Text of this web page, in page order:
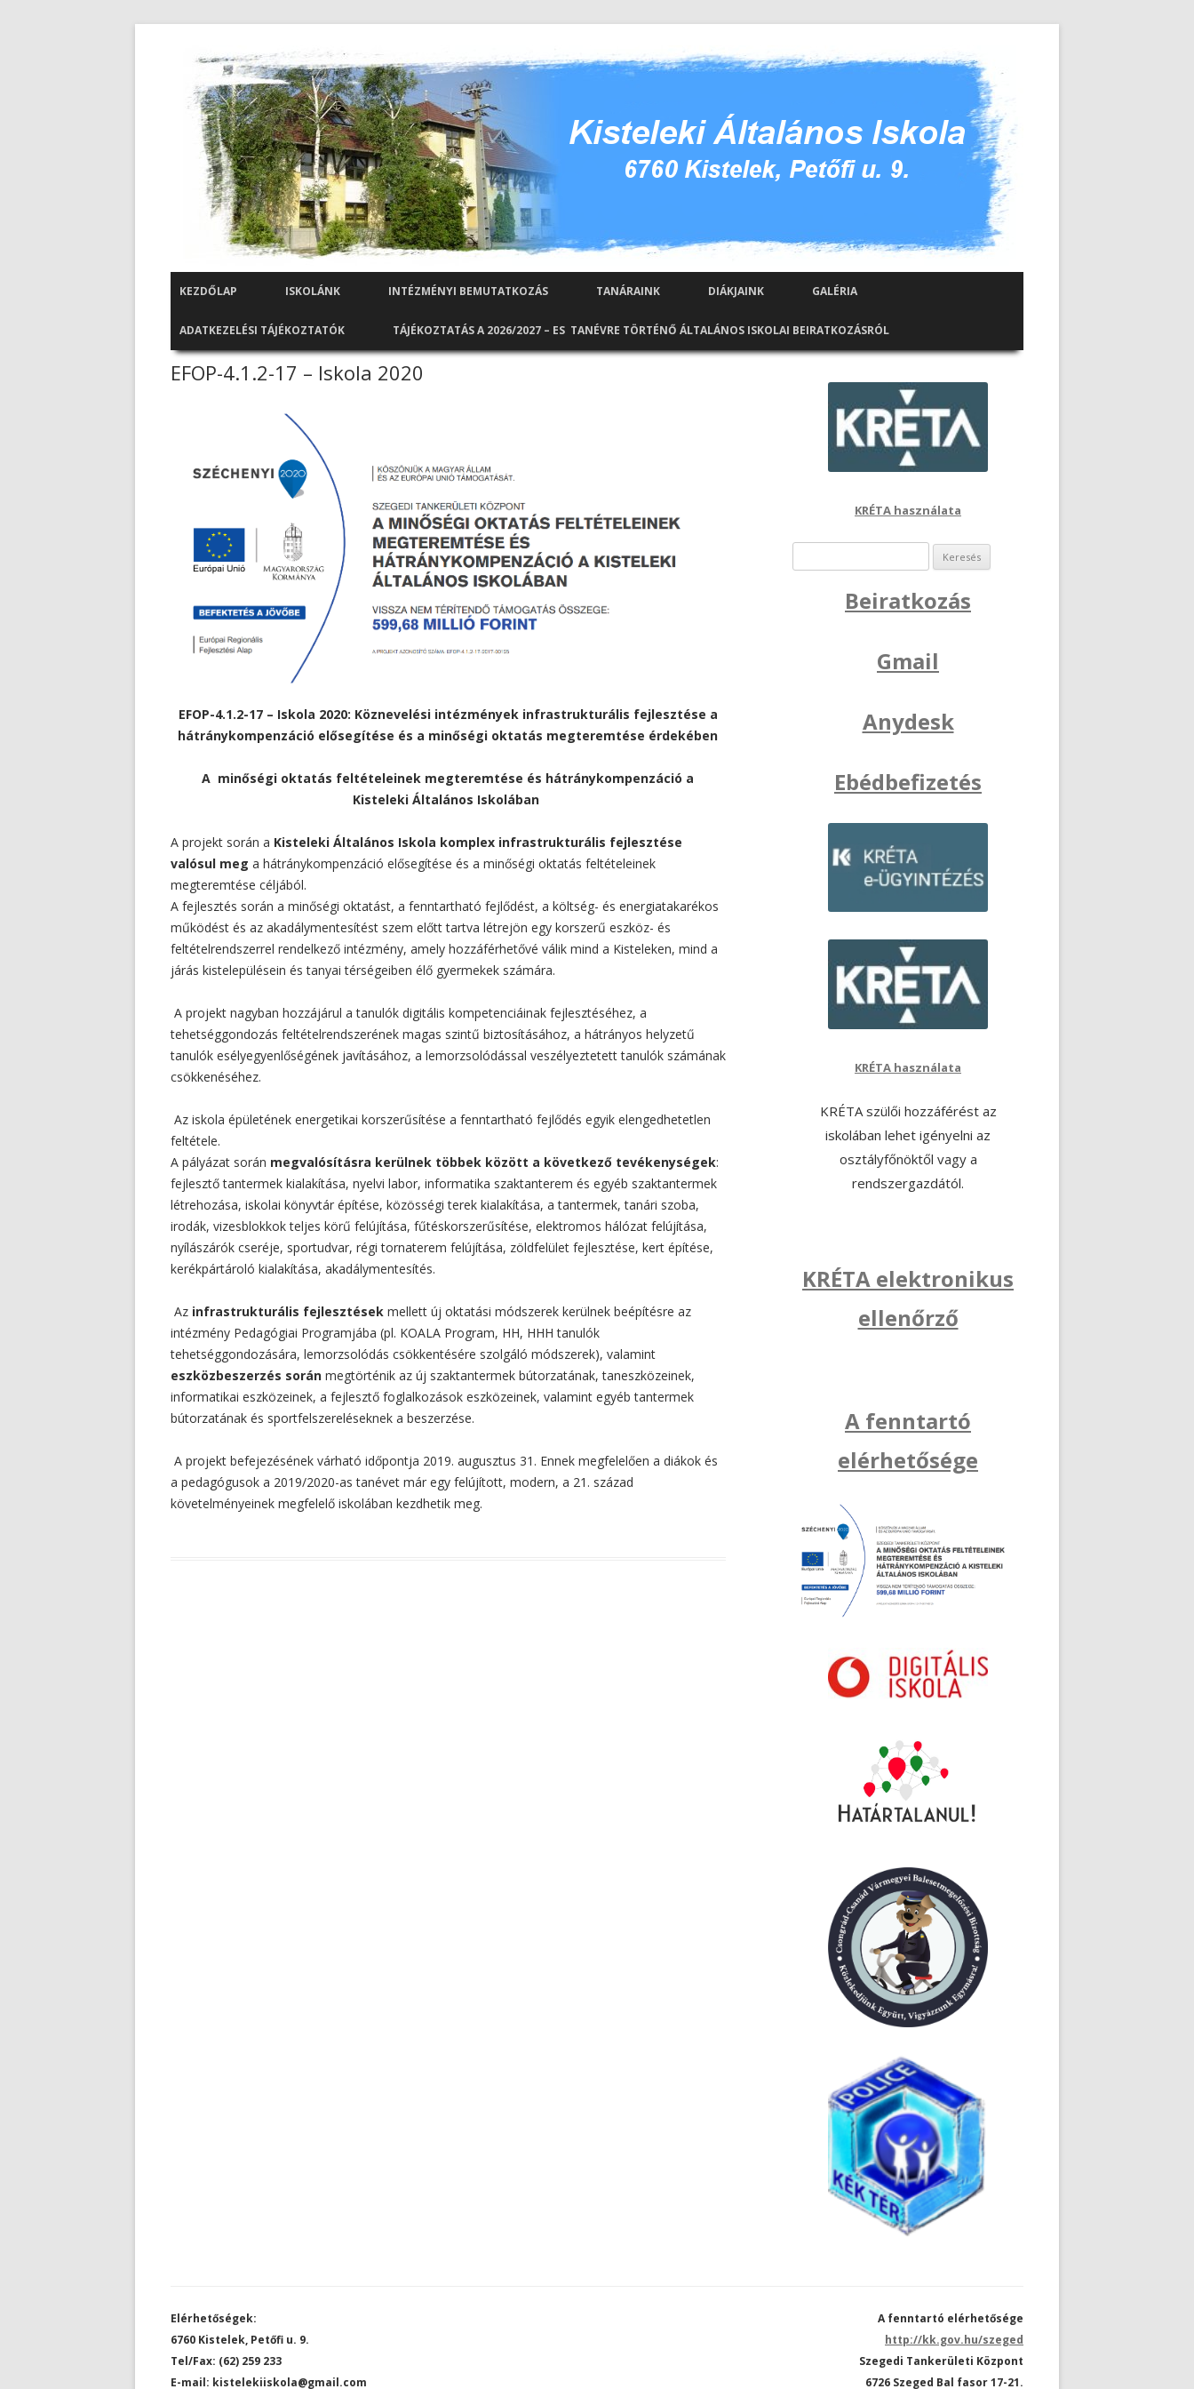
Kilépés a tartalomba
KEZDŐLAP ISKOLÁNK INTÉZMÉNYI BEMUTATKOZÁS TANÁRAINK DIÁKJAINK GALÉRIA
ADATKEZELÉSI TÁJÉKOZTATÓK TÁJÉKOZTATÁS A 2026/2027 – ES TANÉVRE TÖRTÉNŐ ÁLTALÁNOS ISKOLAI BEIRATKOZÁSRÓL
EFOP-4.1.2-17 – Iskola 2020
EFOP-4.1.2-17 – Iskola 2020: Köznevelési intézmények infrastrukturális fejlesztése a
hátránykompenzáció elősegítése és a minőségi oktatás megteremtése érdekében
A minőségi oktatás feltételeinek megteremtése és hátránykompenzáció a
Kisteleki Általános Iskolában
A projekt során a Kisteleki Általános Iskola komplex infrastrukturális fejlesztése
valósul meg a hátránykompenzáció elősegítése és a minőségi oktatás feltételeinek
megteremtése céljából.
A fejlesztés során a minőségi oktatást, a fenntartható fejlődést, a költség- és energiatakarékos
működést és az akadálymentesítést szem előtt tartva létrejön egy korszerű eszköz- és
feltételrendszerrel rendelkező intézmény, amely hozzáférhetővé válik mind a Kisteleken, mind a
járás kistelepülésein és tanyai térségeiben élő gyermekek számára.
A projekt nagyban hozzájárul a tanulók digitális kompetenciáinak fejlesztéséhez, a
tehetséggondozás feltételrendszerének magas szintű biztosításához, a hátrányos helyzetű
tanulók esélyegyenlőségének javításához, a lemorzsolódással veszélyeztetett tanulók számának
csökkenéséhez.
Az iskola épületének energetikai korszerűsítése a fenntartható fejlődés egyik elengedhetetlen
feltétele.
A pályázat során megvalósításra kerülnek többek között a következő tevékenységek:
fejlesztő tantermek kialakítása, nyelvi labor, informatika szaktanterem és egyéb szaktantermek
létrehozása, iskolai könyvtár építése, közösségi terek kialakítása, a tantermek, tanári szoba,
irodák, vizesblokkok teljes körű felújítása, fűtéskorszerűsítése, elektromos hálózat felújítása,
nyílászárók cseréje, sportudvar, régi tornaterem felújítása, zöldfelület fejlesztése, kert építése,
kerékpártároló kialakítása, akadálymentesítés.
Az infrastrukturális fejlesztések mellett új oktatási módszerek kerülnek beépítésre az
intézmény Pedagógiai Programjába (pl. KOALA Program, HH, HHH tanulók
tehetséggondozására, lemorzsolódás csökkentésére szolgáló módszerek), valamint
eszközbeszerzés során megtörténik az új szaktantermek bútorzatának, taneszközeinek,
informatikai eszközeinek, a fejlesztő foglalkozások eszközeinek, valamint egyéb tantermek
bútorzatának és sportfelszereléseknek a beszerzése.
A projekt befejezésének várható időpontja 2019. augusztus 31. Ennek megfelelően a diákok és
a pedagógusok a 2019/2020-as tanévet már egy felújított, modern, a 21. század
követelményeinek megfelelő iskolában kezdhetik meg.
KRÉTA használata
Beiratkozás
Gmail
Anydesk
Ebédbefizetés
KRÉTA használata
KRÉTA szülői hozzáférést az
iskolában lehet igényelni az
osztályfőnöktől vagy a
rendszergazdától.
KRÉTA elektronikus
ellenőrző
A fenntartó
elérhetősége
Elérhetőségek:
6760 Kistelek, Petőfi u. 9.
Tel/Fax: (62) 259 233
E-mail: kistelekiiskola@gmail.com
A fenntartó elérhetősége
http://kk.gov.hu/szeged
Szegedi Tankerületi Központ
6726 Szeged Bal fasor 17-21.